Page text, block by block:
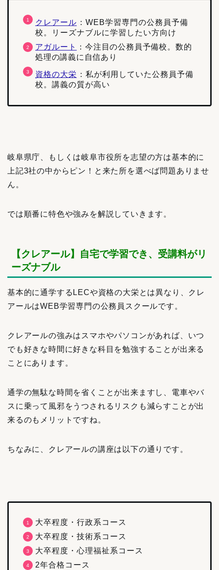
クレアール ：WEB学習専門の公務員予備
校。リーズナブルに学習したい方向け
アガルート
： 今注目の公務員予備校。数的
処理の講義に自信あり
資格の大栄 ：私が利用していた公務員予備
校。講義の質が高い
岐阜県庁、もしくは岐阜市役所を志望の方は基本的に
上記3社の中からピン！と来た所を選べば問題ありませ
ん。
では順番に特色や強みを解説していきます。
【クレアール】自宅で学習でき、受講料がリ
ーズナブル
基本的に通学するLECや資格の大栄とは異なり、クレ
アールはWEB学習専門の公務員スクールです。
クレアールの強みはスマホやパソコンがあれば、いつ
でも好きな時間に好きな科目を勉強することが出来る
ことにあります。
通学の無駄な時間を省くことが出来ますし、電車やバ
スに乗って風邪をうつされるリスクも減らすことが出
来るのもメリットですね。
ちなみに、クレアールの講座は以下の通りです。
大卒程度・行政系コース
大卒程度・技術系コース
大卒程度・心理福祉系コース
2年合格コース